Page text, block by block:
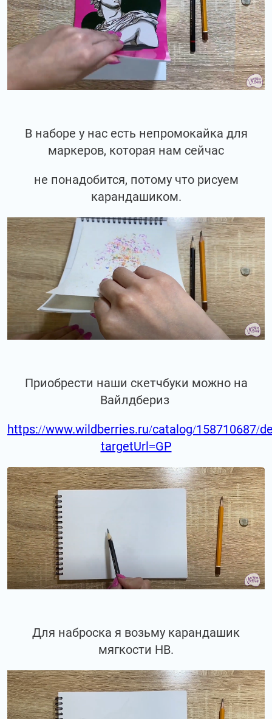
В наборе у нас есть непромокайка для
маркеров, которая нам сейчас
не понадобится, потому что рисуем
карандашиком.
Приобрести наши скетчбуки можно на
Вайлдбериз
https://www.wildberries.ru/catalog/158710687/
targetUrl=GP
Для наброска я возьму карандашик
мягкости НВ.